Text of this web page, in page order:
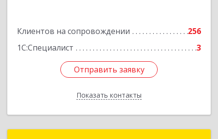
Клиентов на сопровождении
256
1С:Специалист
3
Отправить заявку
Показать контакты
Отправить заявку
Назад